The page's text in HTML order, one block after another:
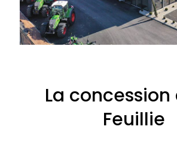
La concession
Feuillie